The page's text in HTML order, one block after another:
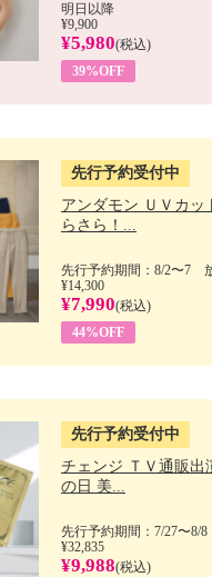
明日以降
¥9,900
¥5,980(税込)
39%OFF
先行予約受付中
アンダモン ＵＶカッ
らさら！...
先行予約期間：8/2〜7
¥14,300
¥7,990(税込)
44%OFF
先行予約受付中
チェンジ ＴＶ通販出
の日 美...
先行予約期間：7/27〜8/
¥32,835
¥9,988(税込)